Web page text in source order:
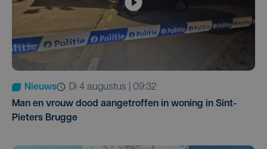
Nieuws
di 4 augustus | 09:32
Man en vrouw dood aangetroffen in woning in Sint-
Pieters Brugge